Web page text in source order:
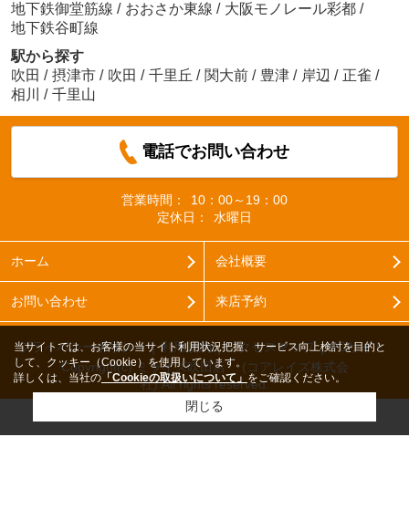
地下鉄御堂筋線 / おおさか東線 / 大阪モノレール彩都 /
地下鉄谷町線
駅から探す
吹田 / 摂津市 / 吹田 / 千里丘 / 関大前 / 豊津 / 岸辺 / 正雀 /
相川
/ 千里山
電話でお問い合わせ
営業時間：
10：00～19：00
定休日：
水曜日
ホーム 会社概要
お問い合わせ 来店予約
プライバシーポリシー 利用規約 アクセスマップ
PCサイト
Copyright(c) ミライズ吹田店 (コアレイズ株式会
社) All rights reserved.
当サイトでは、お客様の当サイト利用状況把握、サービス向上検討を目的と
して、クッキー（Cookie）を使用しています。
詳しくは、当社の「Cookieの取扱いについて」 をご確認ください。
閉じる